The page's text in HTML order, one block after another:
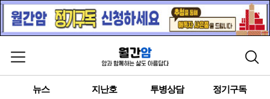
메뉴 열기 검색
뉴스 지난호 투병상담 정기구독